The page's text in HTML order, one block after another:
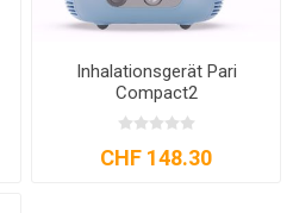
Inhalationsgerät Pari
Compact2
CHF 148.30